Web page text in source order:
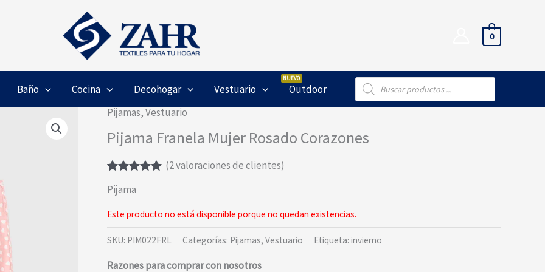
0
Baño Cocina Decohogar Vestuario Outdoor
Búsqueda
de
productos
Pijamas,Vestuario
Pijama Franela Mujer Rosado Corazones
con5.00
valoraciones
de clientes
(2valoraciones de clientes)
Pijama
Este producto no está disponible porque no quedan existencias.
SKU: PIM022FRL Categorías: Pijamas, Vestuario Etiqueta: invierno
Razones para comprar con nosotros